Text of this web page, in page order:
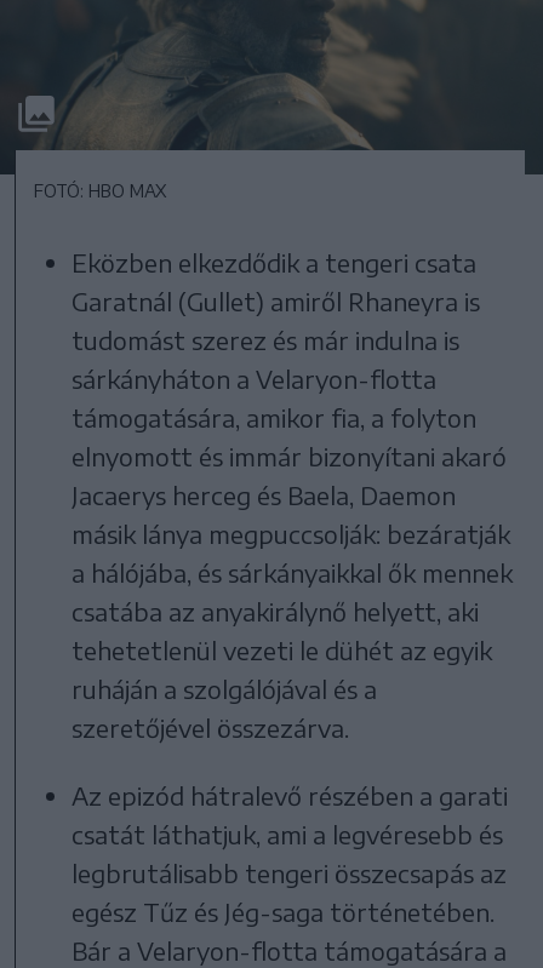
FOTÓ: HBO MAX
Eközben elkezdődik a tengeri csata
Garatnál (Gullet) amiről Rhaneyra is
tudomást szerez és már indulna is
sárkányháton a Velaryon-flotta
támogatására, amikor fia, a folyton
elnyomott és immár bizonyítani akaró
Jacaerys herceg és Baela, Daemon
másik lánya megpuccsolják: bezáratják
a hálójába, és sárkányaikkal ők mennek
csatába az anyakirálynő helyett, aki
tehetetlenül vezeti le dühét az egyik
ruháján a szolgálójával és a
szeretőjével összezárva.
Az epizód hátralevő részében a garati
csatát láthatjuk, ami a legvéresebb és
legbrutálisabb tengeri összecsapás az
egész Tűz és Jég-saga történetében.
Bár a Velaryon-flotta támogatására a